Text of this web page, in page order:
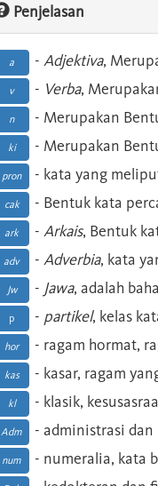
Penjelasan
a - Adjektiva,
v - Verba,
n - Merupakan
ki - Merupakan
pron - kata yang
cak - Bentuk kata
ark - Arkais, Bentuk
adv - Adverbia, kata
Jw - Jawa, adalah
p - partikel, kelas
hor - ragam hormat,
kas - kasar, ragam
kl - klasik,
Adm - administrasi
num - numeralia, kata